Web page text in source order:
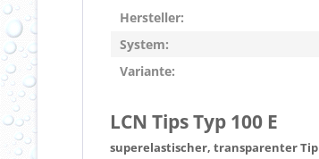
Hersteller:
System:
Variante:
LCN Tips Typ 100 E
superelastischer, transparenter Tip